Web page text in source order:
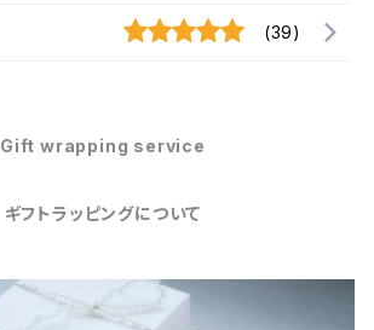
(39)
Gift wrapping service
ギフトラッピングについて